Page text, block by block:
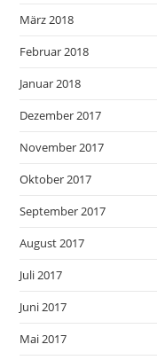
März 2018
Februar 2018
Januar 2018
Dezember 2017
November 2017
Oktober 2017
September 2017
August 2017
Juli 2017
Juni 2017
Mai 2017